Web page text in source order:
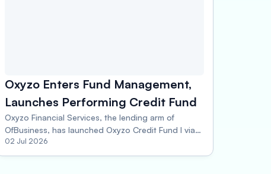
Oxyzo Enters Fund Management,
Launches Performing Credit Fund
Oxyzo Financial Services, the lending arm of
OfBusiness, has launched Oxyzo Credit Fund I via
Oxyzo Investment Manager. This performing credit
alternative investment fund will focus on secured
02 Jul 2026